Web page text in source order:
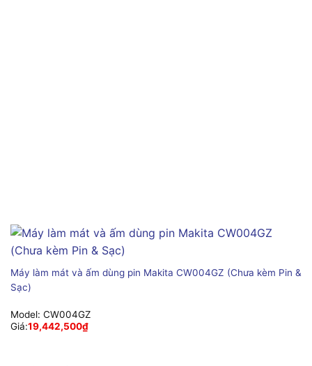
Máy làm mát và ấm dùng pin Makita CW004GZ (Chưa kèm Pin &
Sạc)
Model: CW004GZ
Giá:19,442,500₫